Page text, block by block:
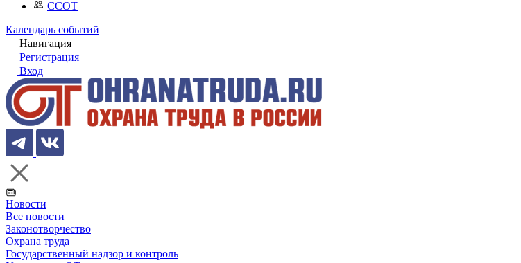
ССОТ
Календарь событий
Навигация
Регистрация
Вход
Новости
Все новости
Законотворчество
Охрана труда
Государственный надзор и контроль